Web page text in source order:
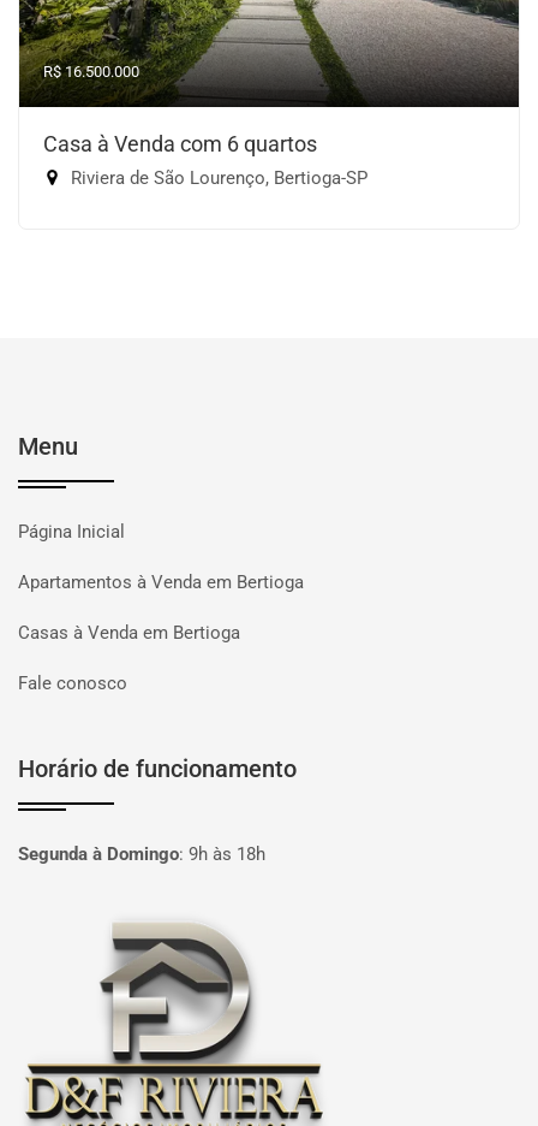
R$ 16.500.000
Casa à Venda com 6 quartos
Riviera de São Lourenço, Bertioga-SP
Menu
Página Inicial
Apartamentos à Venda em Bertioga
Casas à Venda em Bertioga
Fale conosco
Horário de funcionamento
Segunda à Domingo: 9h às 18h
Página inicial